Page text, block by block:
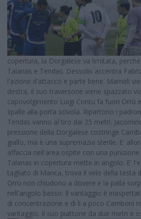
copertura, la Dorgalese va limitata,
Talanas e Tendas. Dessolis accentra
l'azione d'attacco e parte bene. Mameli
destra, il suo traversone viene spazzato
capovolgimento Luigi Contu fa fuori Orrù
spalle alla porta scivola. Ripartono i
Tendas vanno al tiro dai 25 metri.
pressione della Dorgalese costringe
giallo, ma è una supremazia sterile. E'
affaccia nell'area ospite con una
Talanas in copertura mette in angolo. E'
tagliato di Manca, trova il velo della testa
Orrù non chiudono a dovere e la palla
nell'angolo basso. Il vantaggio è
di concentrazione e di li a poco Camboni
vantaggio. Il suo piattone da due metri e